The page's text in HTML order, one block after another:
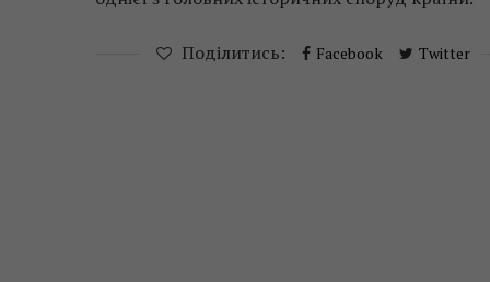
Поділитись: Facebook Twitter